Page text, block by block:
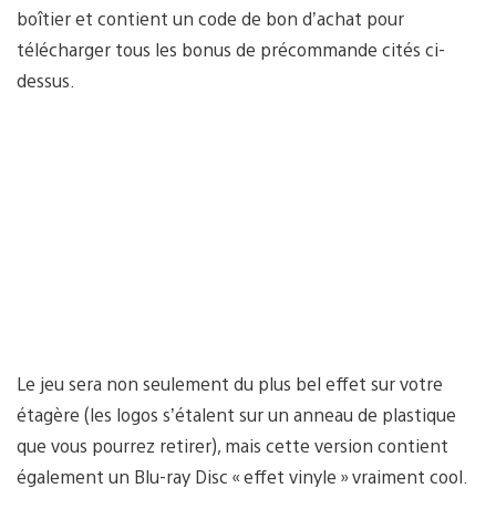
boîtier et contient un code de bon d’achat pour
télécharger tous les bonus de précommande cités ci-
dessus.
Le jeu sera non seulement du plus bel effet sur votre
étagère (les logos s’étalent sur un anneau de plastique
que vous pourrez retirer), mais cette version contient
également un Blu-ray Disc « effet vinyle » vraiment cool.